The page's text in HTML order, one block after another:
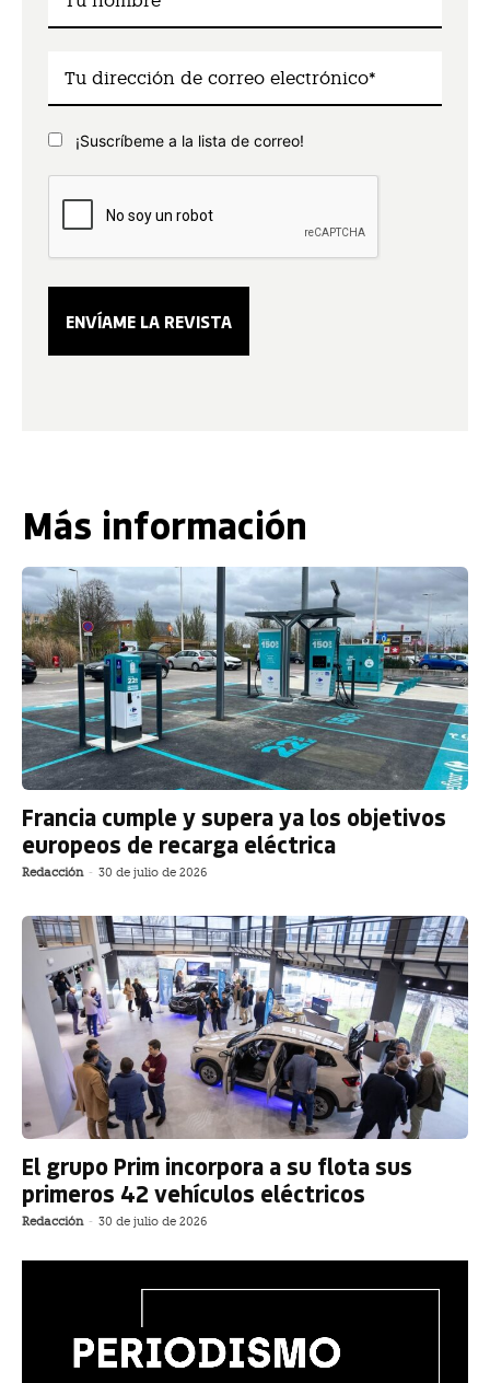
¡Suscríbeme a la lista de correo!
Más información
Francia cumple y supera ya los objetivos
europeos de recarga eléctrica
Redacción - 30 de julio de 2026
El grupo Prim incorpora a su flota sus
primeros 42 vehículos eléctricos
Redacción - 30 de julio de 2026